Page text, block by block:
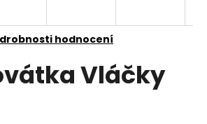
hodnocení
Vláčky